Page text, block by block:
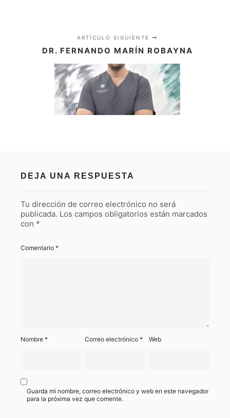
ARTÍCULO SIGUIENTE
DR. FERNANDO MARÍN ROBAYNA
DEJA UNA RESPUESTA
Tu dirección de correo electrónico no será
publicada. Los campos obligatorios están marcados
con *
Comentario *
Nombre * Correo electrónico* Web
Guarda mi nombre, correo electrónico y web en este navegador
para la próxima vez que comente.